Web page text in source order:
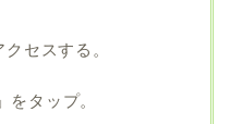
クセスする。
をタップ。